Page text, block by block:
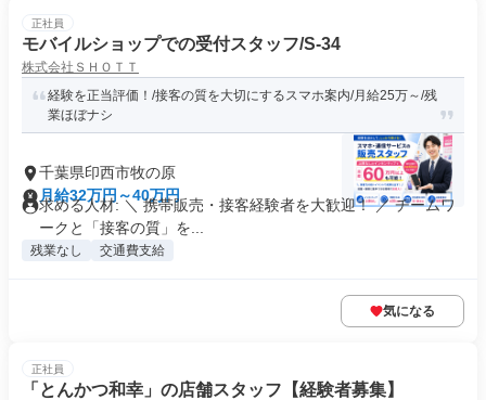
正社員
モバイルショップでの受付スタッフ/S-34
株式会社ＳＨＯＴＴ
経験を正当評価！/接客の質を大切にするスマホ案内/月給25万～/残
業ほぼナシ
千葉県印西市牧の原
月給32万円～40万円
求める人材: ＼ 携帯販売・接客経験者を大歓迎！ ／ チームワ
ークと「接客の質」を...
残業なし 交通費支給
気になる
正社員
「とんかつ和幸」の店舗スタッフ【経験者募集】